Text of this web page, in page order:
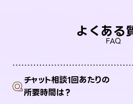
よくある
FAQ
Qチャット相談1回あたりの
所要時間は？